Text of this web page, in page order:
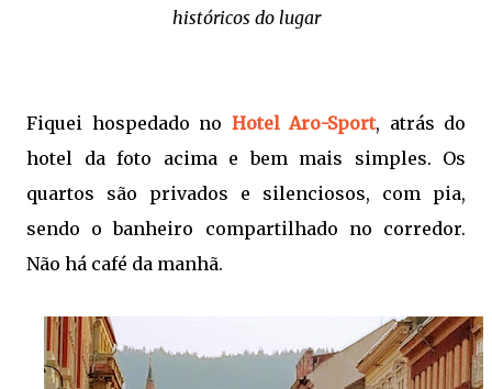
históricos do lugar
Fiquei hospedado no Hotel Aro-Sport, atrás do
hotel da foto acima e bem mais simples. Os
quartos são privados e silenciosos, com pia,
sendo o banheiro compartilhado no corredor.
Não há café da manhã.